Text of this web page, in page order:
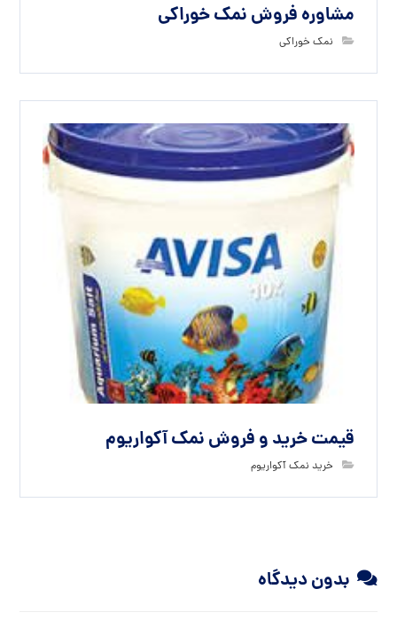
مشاوره فروش نمک خوراکی
نمک خوراکی
قیمت خرید و فروش نمک آکواریوم
خرید نمک آکواریوم
بدون دیدگاه